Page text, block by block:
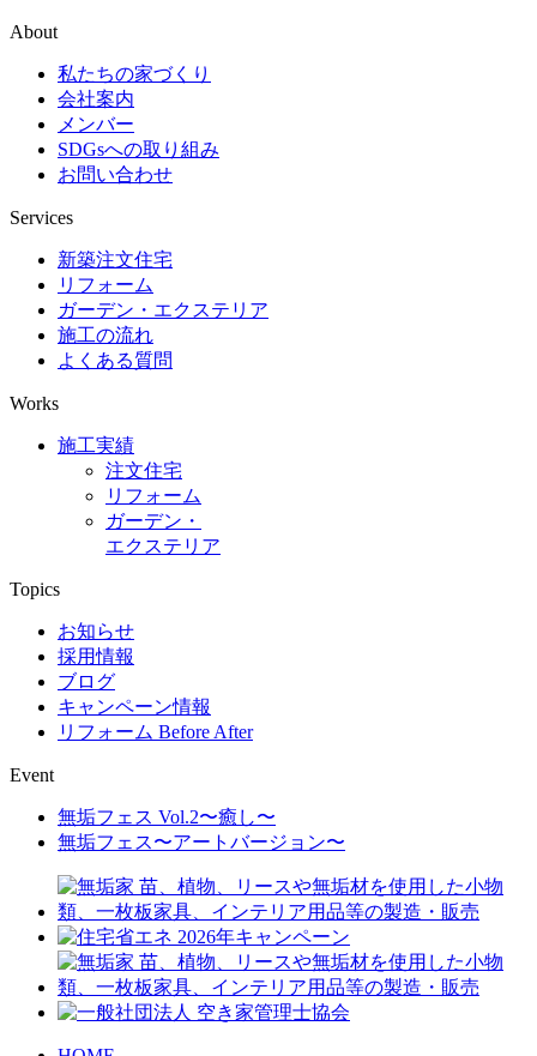
About
私たちの家づくり
会社案内
メンバー
SDGsへの取り組み
お問い合わせ
Services
新築注文住宅
リフォーム
ガーデン・エクステリア
施工の流れ
よくある質問
Works
施工実績
注文住宅
リフォーム
ガーデン・
エクステリア
Topics
お知らせ
採用情報
ブログ
キャンペーン情報
リフォーム Before After
Event
無垢フェス Vol.2〜癒し〜
無垢フェス〜アートバージョン〜